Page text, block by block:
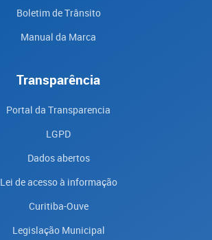
Boletim de Trânsito
Manual da Marca
Transparência
Portal da Transparencia
LGPD
Dados abertos
Lei de acesso à informação
Curitiba-Ouve
Legislação Municipal